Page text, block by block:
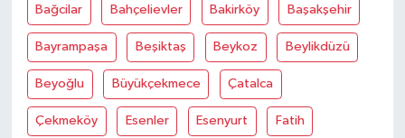
Bağcilar Bahçelievler Bakirköy Başakşehir
Bayrampaşa Beşiktaş Beykoz Beylikdüzü
Beyoğlu Büyükçekmece Çatalca
Çekmeköy Esenler Esenyurt Fatih
SAĞLIK
Savaştepe
SEYAHAT